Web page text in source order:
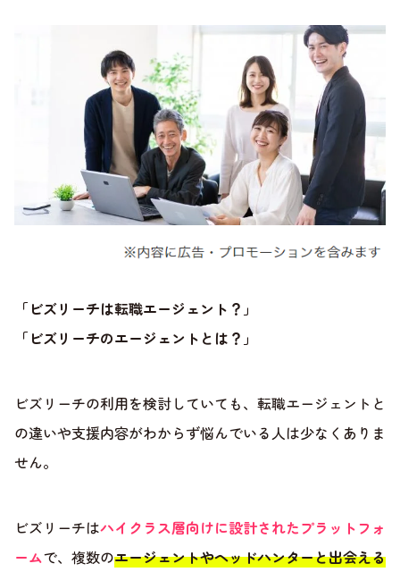
「ビズリーチは転職エージェント？」
「ビズリーチのエージェントとは？」
ビズリーチの利用を検討していても、転職エージェントと
の違いや支援内容がわからず悩んでいる人は少なくありま
せん。
ビズリーチはハイクラス層向けに設計されたプラットフォ
ームで、複数のエージェントやヘッドハンターと出会える